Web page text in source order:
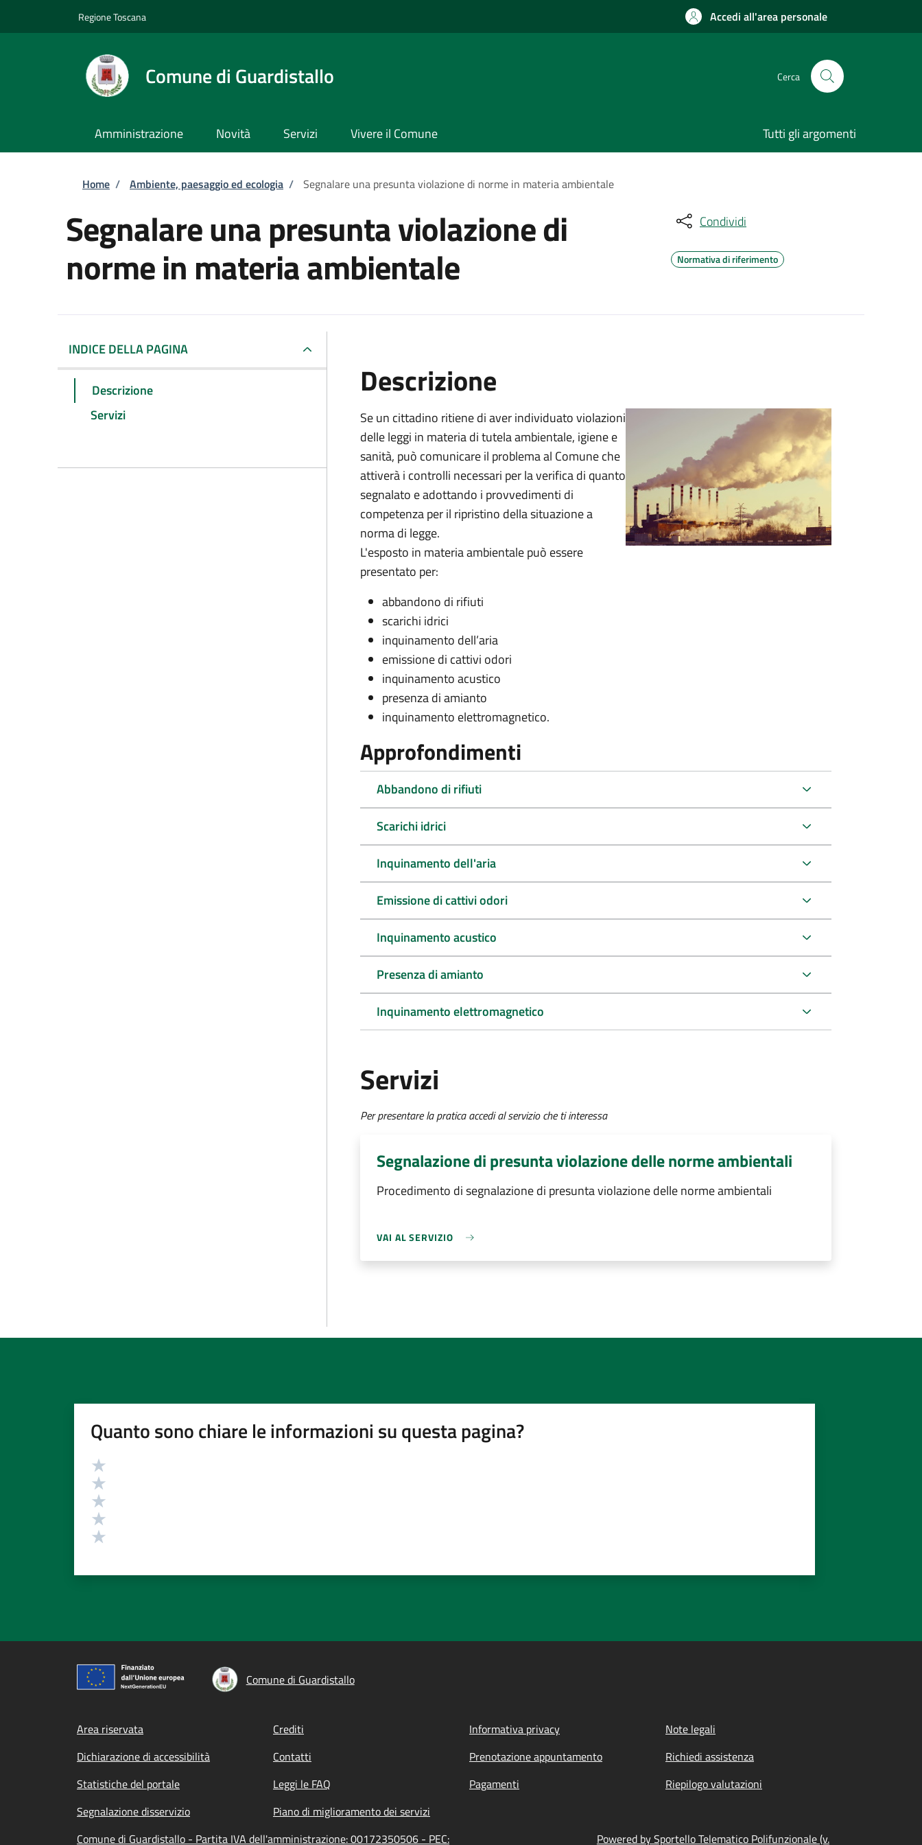
Regione Toscana Accedi all'area personale
Comune di Guardistallo Cerca
Amministrazione Novità Servizi Vivere il Comune Tutti gli argomenti
Briciole di pane
Home / Ambiente, paesaggio ed ecologia / Segnalare una presunta violazione di norme in materia ambientale
Segnalare una presunta violazione di
norme in materia ambientale
Condividi
Normativa di riferimento
INDICE DELLA PAGINA
Descrizione
Servizi
Descrizione
Se un cittadino ritiene di aver individuato violazioni
delle leggi in materia di tutela ambientale, igiene e
sanità, può comunicare il problema al Comune che
attiverà i controlli necessari per la verifica di quanto
segnalato e adottando i provvedimenti di
competenza per il ripristino della situazione a
norma di legge.
L'esposto in materia ambientale può essere
presentato per:
abbandono di rifiuti
scarichi idrici
inquinamento dell’aria
emissione di cattivi odori
inquinamento acustico
presenza di amianto
inquinamento elettromagnetico.
Approfondimenti
Abbandono di rifiuti
Scarichi idrici
Inquinamento dell'aria
Emissione di cattivi odori
Inquinamento acustico
Presenza di amianto
Inquinamento elettromagnetico
Servizi
Per presentare la pratica accedi al servizio che ti interessa
Segnalazione di presunta violazione delle norme ambientali
Procedimento di segnalazione di presunta violazione delle norme ambientali
VAI AL SERVIZIO
Quanto sono chiare le informazioni su questa pagina?
Valutazione
Comune di Guardistallo
Footer menu
Area riservata Crediti Informativa privacy
Note legali
Dichiarazione di accessibilità
Contatti Prenotazione appuntamento
Richiedi assistenza
Statistiche del portale
Leggi le FAQ Pagamenti
Riepilogo valutazioni
Segnalazione disservizio
Piano di miglioramento dei servizi
Comune di Guardistallo - Partita IVA dell'amministrazione: 00172350506 - PEC:
Powered by Sportello Telematico Polifunzionale (v.